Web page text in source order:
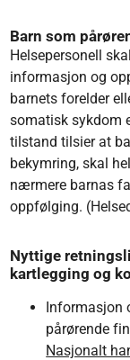
Barn som
Helsepersonell
informasjon og
barnets forelder
somatisk sykdom
tilstand tilsier at
bekymring, skal
nærmere barnas
oppfølging.
Nyttige
kartlegging og
Informasjon
pårørende
Nasjonalt